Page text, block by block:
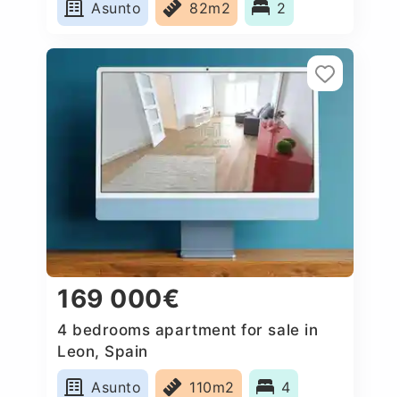
Asunto 82m2 2
169 000€
4 bedrooms apartment for sale in
Leon, Spain
Asunto
110m2 4